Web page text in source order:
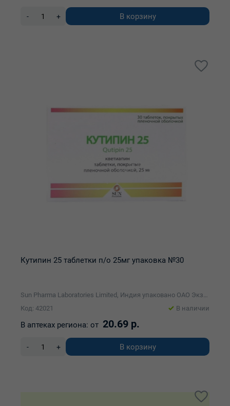
- + В корзину
Кутипин 25 таблетки п/о 25мг упаковка №30
Sun Pharma Laboratories Limited, Индия упаковано ОАО Экзон
Код: 42021
В наличии
В аптеках региона: от 20.69 р.
- + В корзину